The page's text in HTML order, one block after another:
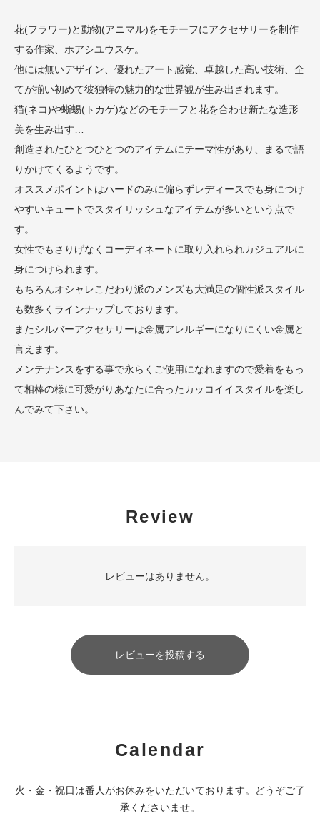
花(フラワー)と動物(アニマル)をモチーフにアクセサリーを制作
する作家、ホアシユウスケ。
他には無いデザイン、優れたアート感覚、卓越した高い技術、全
てが揃い初めて彼独特の魅力的な世界観が生み出されます。
猫(ネコ)や蜥蜴(トカゲ)などのモチーフと花を合わせ新たな造形
美を生み出す…
創造されたひとつひとつのアイテムにテーマ性があり、まるで語
りかけてくるようです。
オススメポイントはハードのみに偏らずレディースでも身につけ
やすいキュートでスタイリッシュなアイテムが多いという点で
す。
女性でもさりげなくコーディネートに取り入れられカジュアルに
身につけられます。
もちろんオシャレこだわり派のメンズも大満足の個性派スタイル
も数多くラインナップしております。
またシルバーアクセサリーは金属アレルギーになりにくい金属と
言えます。
メンテナンスをする事で永らくご使用になれますので愛着をもっ
て相棒の様に可愛がりあなたに合ったカッコイイスタイルを楽し
んでみて下さい。
Review
レビューはありません。
レビューを投稿する
Calendar
火・金・祝日は番人がお休みをいただいております。どうぞご了
承くださいませ。